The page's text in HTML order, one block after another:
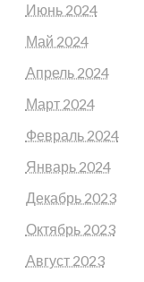
Июнь 2024
Май 2024
Апрель 2024
Март 2024
Февраль 2024
Январь 2024
Декабрь 2023
Октябрь 2023
Август 2023